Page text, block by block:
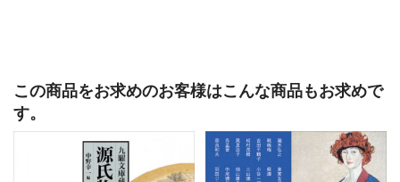
この商品をお求めのお客様はこんな商品もお求めで
す。